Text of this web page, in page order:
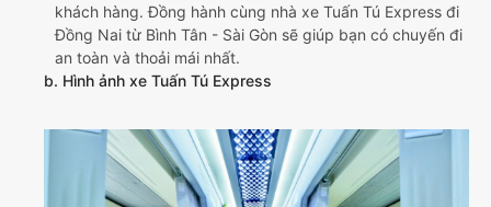
khách hàng. Đồng hành cùng nhà xe Tuấn Tú Express đi
Đồng Nai từ Bình Tân - Sài Gòn sẽ giúp bạn có chuyến đi
an toàn và thoải mái nhất.
b. Hình ảnh xe Tuấn Tú Express